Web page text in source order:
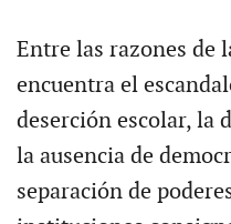
Entre las razones de
encuentra el
deserción escolar, la
la ausencia de
separación de